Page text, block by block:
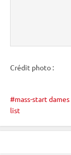
Crédit photo :
mass-start dames
list